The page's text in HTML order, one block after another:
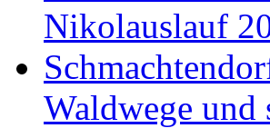
Nikolauslauf
Waldwege und